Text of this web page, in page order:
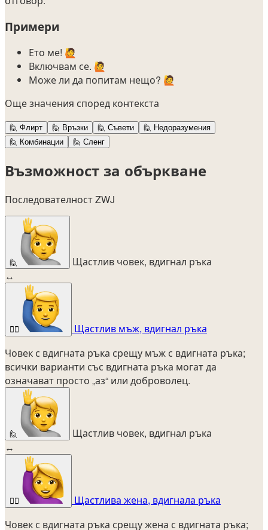
Примери
Ето ме! 🙋
Включвам се. 🙋
Може ли да попитам нещо? 🙋
Още значения според контекста
🙋 Флирт 🙋 Връзки 🙋 Съвети 🙋 Недоразумения
🙋 Комбинации 🙋 Сленг
Възможност за объркване
Последователност ZWJ
🙋
Щастлив човек, вдигнал ръка
↔
🙋‍♂️
Щастлив мъж, вдигнал ръка
Човек с вдигната ръка срещу мъж с вдигната ръка;
всички варианти със вдигната ръка могат да
означават просто „аз“ или доброволец.
🙋
Щастлив човек, вдигнал ръка
↔
🙋‍♀️
Щастлива жена, вдигнала ръка
Човек с вдигната ръка срещу жена с вдигната ръка;